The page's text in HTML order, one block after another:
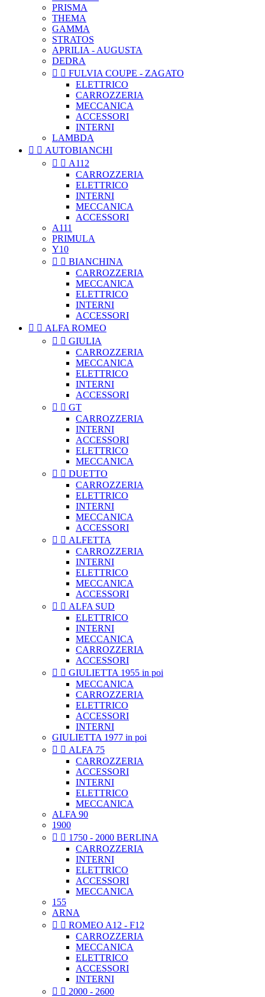
PRISMA
THEMA
GAMMA
STRATOS
APRILIA - AUGUSTA
DEDRA
  FULVIA COUPE - ZAGATO
ELETTRICO
CARROZZERIA
MECCANICA
ACCESSORI
INTERNI
LAMBDA
  AUTOBIANCHI
  A112
CARROZZERIA
ELETTRICO
INTERNI
MECCANICA
ACCESSORI
A111
PRIMULA
Y10
  BIANCHINA
CARROZZERIA
MECCANICA
ELETTRICO
INTERNI
ACCESSORI
  ALFA ROMEO
  GIULIA
CARROZZERIA
MECCANICA
ELETTRICO
INTERNI
ACCESSORI
  GT
CARROZZERIA
INTERNI
ACCESSORI
ELETTRICO
MECCANICA
  DUETTO
CARROZZERIA
ELETTRICO
INTERNI
MECCANICA
ACCESSORI
  ALFETTA
CARROZZERIA
INTERNI
ELETTRICO
MECCANICA
ACCESSORI
  ALFA SUD
ELETTRICO
INTERNI
MECCANICA
CARROZZERIA
ACCESSORI
  GIULIETTA 1955 in poi
MECCANICA
CARROZZERIA
ELETTRICO
ACCESSORI
INTERNI
GIULIETTA 1977 in poi
  ALFA 75
CARROZZERIA
ACCESSORI
INTERNI
ELETTRICO
MECCANICA
ALFA 90
1900
  1750 - 2000 BERLINA
CARROZZERIA
INTERNI
ELETTRICO
ACCESSORI
MECCANICA
155
ARNA
  ROMEO A12 - F12
CARROZZERIA
MECCANICA
ELETTRICO
ACCESSORI
INTERNI
  2000 - 2600